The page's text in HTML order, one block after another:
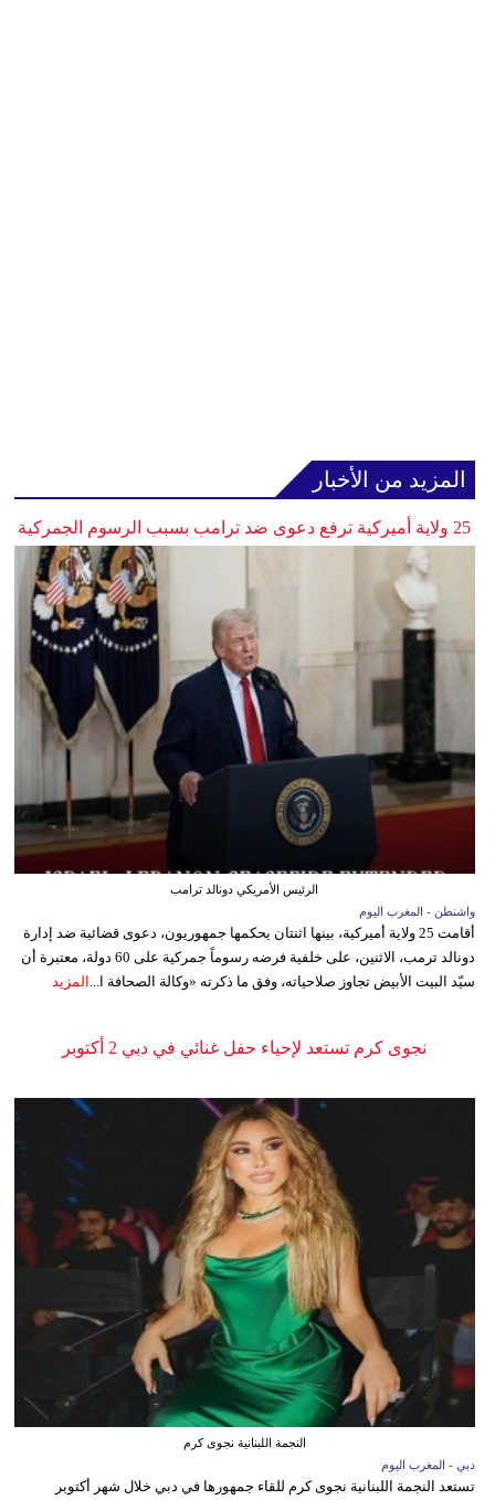
المزيد من الأخبار
25 ولاية أميركية ترفع دعوى ضد ترامب بسبب الرسوم الجمركية
الرئيس الأمريكي دونالد ترامب
واشنطن - المغرب اليوم
أقامت 25 ولاية أميركية، بينها اثنتان يحكمها جمهوريون، دعوى قضائية ضد إدارة
دونالد ترمب، الاثنين، على خلفية فرضه رسوماً جمركية على 60 دولة، معتبرة أن
سيّد البيت الأبيض تجاوز صلاحياته، وفق ما ذكرته «وكالة الصحافة ا... المزيد
نجوى كرم تستعد لإحياء حفل غنائي في دبي 2 أكتوبر
النجمة اللبنانية نجوى كرم
دبي - المغرب اليوم
تستعد النجمة اللبنانية نجوى كرم للقاء جمهورها في دبي خلال شهر أكتوبر